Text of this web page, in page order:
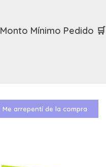
Monto Mínimo Pedido 🛒
Me arrepentí de la compra